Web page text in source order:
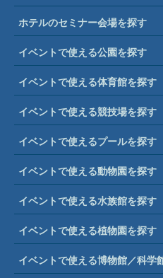
ホテルのセミナー会場を探す
イベントで使える公園を探す
イベントで使える体育館を探す
イベントで使える競技場を探す
イベントで使えるプールを探す
イベントで使える動物園を探す
イベントで使える水族館を探す
イベントで使える植物園を探す
イベントで使える博物館／科学